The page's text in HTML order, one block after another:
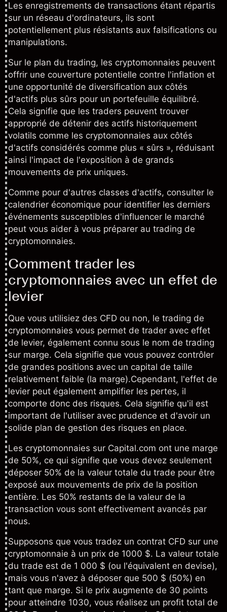
Les enregistrements de transactions étant répartis
sur un réseau d'ordinateurs, ils sont
potentiellement plus résistants aux falsifications ou
manipulations.
Sur le plan du trading, les cryptomonnaies peuvent
offrir une couverture potentielle contre l'inflation et
une opportunité de diversification aux côtés
d'actifs plus sûrs pour un portefeuille équilibré.
Cela signifie que les traders peuvent trouver
approprié de détenir des actifs historiquement
volatils comme les cryptomonnaies aux côtés
d'actifs considérés comme plus « sûrs », réduisant
ainsi l'impact de l'exposition à de grands
mouvements de prix uniques.
Comme pour d'autres classes d'actifs, consulter le
calendrier économique pour identifier les derniers
événements susceptibles d'influencer le marché
peut vous aider à vous préparer au trading de
cryptomonnaies.
Comment trader les
cryptomonnaies avec un effet de
levier
Que vous utilisiez des CFD ou non, le trading de
cryptomonnaies vous permet de trader avec effet
de levier, également connu sous le nom de trading
sur marge. Cela signifie que vous pouvez contrôler
de grandes positions avec un capital de taille
relativement faible (la marge).Cependant, l'effet de
levier peut également amplifier les pertes, il
comporte donc des risques. Cela signifie qu'il est
important de l'utiliser avec prudence et d'avoir un
solide plan de gestion des risques en place.
Les cryptomonnaies sur Capital.com ont une marge
de 50%, ce qui signifie que vous devez seulement
déposer 50% de la valeur totale du trade pour être
exposé aux mouvements de prix de la position
entière. Les 50% restants de la valeur de la
transaction vous sont effectivement avancés par
nous.
Supposons que vous tradez un contrat CFD sur une
cryptomonnaie à un prix de 1000 $. La valeur totale
du trade est de 1 000 $ (ou l'équivalent en devise),
mais vous n'avez à déposer que 500 $ (50%) en
tant que marge. Si le prix augmente de 30 points
pour atteindre 1030, vous réalisez un profit total de